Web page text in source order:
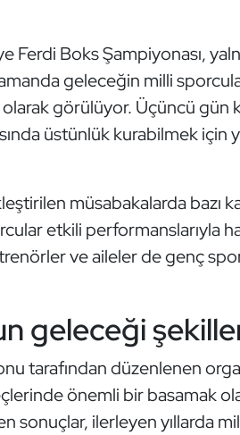
Ferdi Boks Şampiyonası,
geleceğin milli
görülüyor. Üçüncü gün
üstünlük kurabilmek
müsabakalarda bazı
etkili performanslarıyla
ve aileler de genç
geleceği
tarafından düzenlenen
önemli bir basamak
sonuçlar, ilerleyen yıllarda